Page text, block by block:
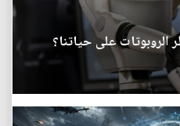
على حياتنا؟